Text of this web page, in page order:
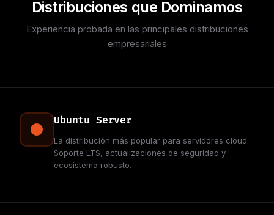
Distribuciones que Dominamos
Experiencia probada en las principales distribuciones
empresariales
Ubuntu Server
La distribución más popular para servidores cloud.
Soporte LTS, actualizaciones de seguridad y
ecosistema robusto.